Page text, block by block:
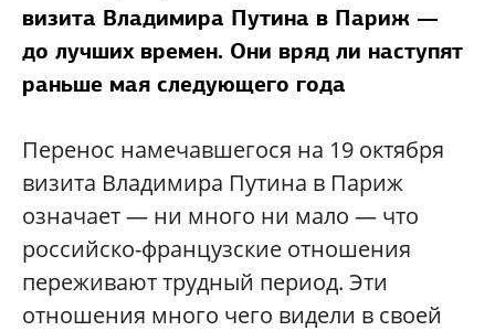
визита Владимира Путина в Париж —
до лучших времен. Они вряд ли наступят
раньше мая следующего года
Перенос намечавшегося на 19 октября
визита Владимира Путина в Париж
означает — ни много ни мало — что
российско-французские отношения
переживают трудный период. Эти
отношения много чего видели в своей